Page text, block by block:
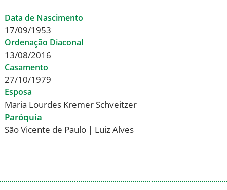
Data de Nascimento
17/09/1953
Ordenação Diaconal
13/08/2016
Casamento
27/10/1979
Esposa
Maria Lourdes Kremer Schveitzer
Paróquia
São Vicente de Paulo | Luiz Alves